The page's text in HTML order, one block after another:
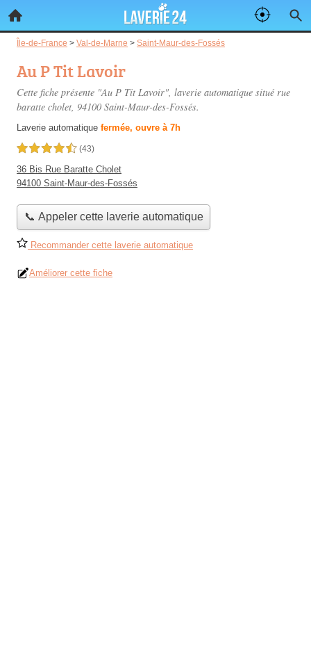
Île-de-France > Val-de-Marne > Saint-Maur-des-Fossés
Au P Tit Lavoir
Cette fiche présente "Au P Tit Lavoir", laverie automatique situé rue
baratte cholet, 94100 Saint-Maur-des-Fossés.
Laverie automatique fermée, ouvre à 7h
4,5 étoiles sur 5 (43)
36 Bis Rue Baratte Cholet
94100 Saint-Maur-des-Fossés
📞 Appeler cette laverie automatique
Recommander cette laverie automatique
Améliorer cette fiche